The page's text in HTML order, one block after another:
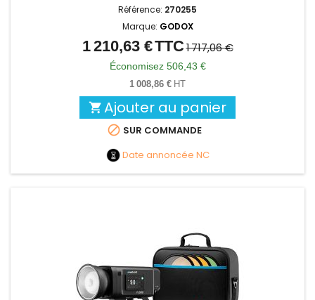
Référence: 270255
Marque: GODOX
Prix
Prix
de
base
1 210,63 €TTC1 717,06 €
Économisez 506,43 €
1 008,86 € HT
 Ajouter au panier
 SUR COMMANDE
Date annoncée NC